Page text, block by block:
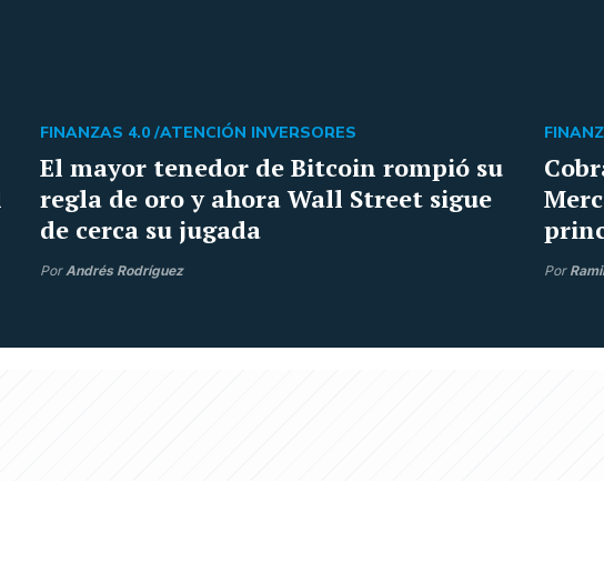
El mayor tenedor de Bitcoin rompió su
regla de oro y ahora Wall Street sigue
de cerca su jugada
FINANZAS 4.0 /ATENCIÓN INVERSORES
PorAndrés Rodríguez Por